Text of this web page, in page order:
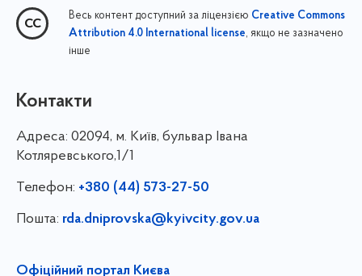
Весь контент доступний за ліцензією Creative Commons
Attribution 4.0 International license, якщо не зазначено
інше
Контакти
Адреса: 02094, м. Київ, бульвар Івана
Котляревського,1/1
Телефон: +380 (44) 573-27-50
Пошта: rda.dniprovska@kyivcity.gov.ua
Офіційний портал Києва